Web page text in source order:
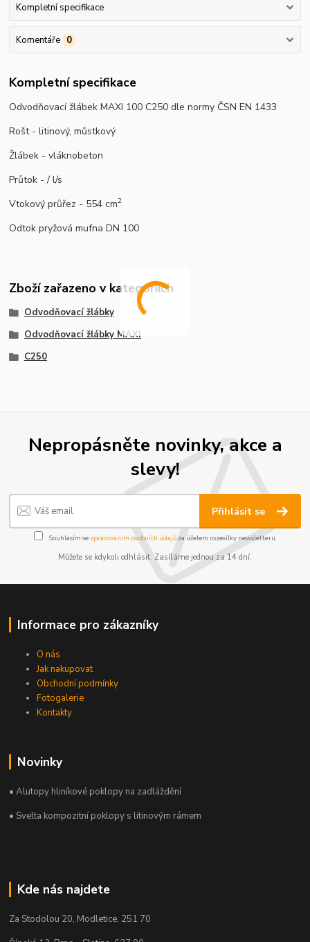
Kompletní specifikace
Komentáře 0
Kompletní specifikace
Odvodňovací žlábek MAXI 100 C250 dle normy ČSN EN 1433
Rošt - litinový, můstkový
Žlábek - vláknobeton
Průtok - / l/s
Vtokový průřez - 554 cm2
Odtok pryžová mufna DN 100
Zboží zařazeno v kategoriích
Odvodňovací žlábky
Odvodňovací žlábky MAXI
C250
Nepropásněte novinky, akce a
slevy!
Přihlásit se
Souhlasím se zpracováním osobních údajůza účelem rozesílky newsletteru.
Můžete se kdykoli odhlásit. Zasíláme jednou za 14 dní.
Informace pro zákazníky
O nás
Jak nakupovat
Obchodní podmínky
Fotogalerie
Kontakty
Novinky
• Alutopy hliníkové poklopy na zadláždění
• Svelta kompozitní poklopy s litinovým rámem
Kde nás najdete
Za Stodolou 20, Modletice, 251 70